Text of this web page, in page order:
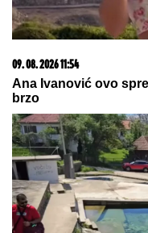
09. 08. 2026 11:54
Ana Ivanović ovo
brzo